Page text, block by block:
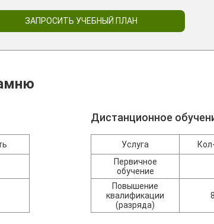
ЗАПРОСИТЬ УЧЕБНЫЙ ПЛАН
Дистанционное
Услуга
Первичное
обучение
Повышение
квалификации
(разряда)